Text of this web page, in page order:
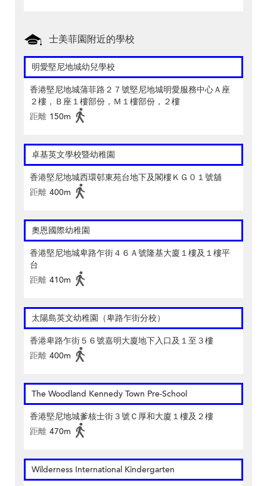
士美菲園附近的學校
明愛堅尼地城幼兒學校
香港堅尼地城蒲菲路２７號堅尼地城明愛服務中心Ａ座
２樓，Ｂ座１樓部份，Ｍ１樓部份，２樓
距離 150m
卓基英文學校暨幼稚園
香港堅尼地城西環邨東苑台地下及閣樓ＫＧ０１號舖
距離 400m
奧恩國際幼稚園
香港堅尼地城卑路乍街４６Ａ號隆基大廈１樓及１樓平
台
距離 410m
太陽島英文幼稚園（卑路乍街分校）
香港卑路乍街５６號嘉明大廈地下入口及１至３樓
距離 400m
The Woodland Kennedy Town Pre-School
香港堅尼地城爹核士街３號Ｃ厚和大廈１樓及２樓
距離 470m
Wilderness International Kindergarten